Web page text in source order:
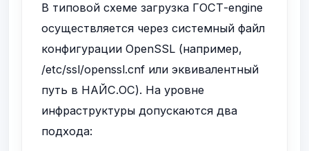
В типовой схеме загрузка ГОСТ-engine
осуществляется через системный файл
конфигурации OpenSSL (например,
/etc/ssl/openssl.cnf или эквивалентный
путь в НАЙС.ОС). На уровне
инфраструктуры допускаются два
подхода: